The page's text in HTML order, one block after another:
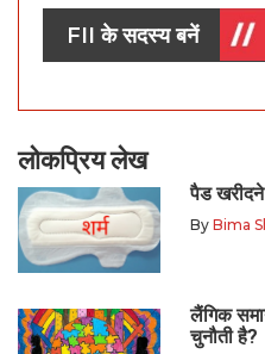
FII के सदस्य बनें
लोकप्रिय लेख
पैड
By Bima
लैंगिक
चुनौती है?